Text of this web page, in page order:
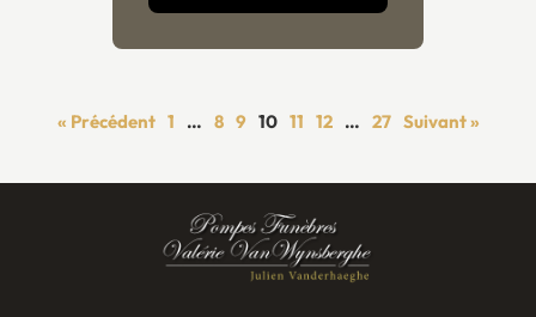
« Précédent 1 … 8 9 10 11 12 … 27 Suivant »